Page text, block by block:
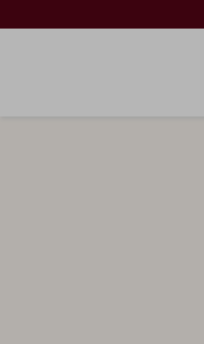
CHARGEMENT…